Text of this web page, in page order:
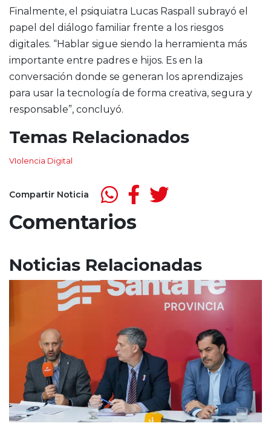
Finalmente, el psiquiatra Lucas Raspall subrayó el
papel del diálogo familiar frente a los riesgos
digitales. “Hablar sigue siendo la herramienta más
importante entre padres e hijos. Es en la
conversación donde se generan los aprendizajes
para usar la tecnología de forma creativa, segura y
responsable”, concluyó.
Temas Relacionados
VIolencia Digital
Compartir Noticia
Comentarios
Noticias Relacionadas